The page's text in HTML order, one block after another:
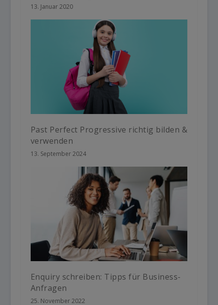
13. Januar 2020
Past Perfect Progressive richtig bilden &
verwenden
13. September 2024
Enquiry schreiben: Tipps für Business-
Anfragen
25. November 2022